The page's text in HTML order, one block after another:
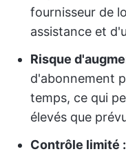
fournisseur de
assistance et
Risque
d'abonnement
temps, ce qui
élevés que
Contrôle limité :